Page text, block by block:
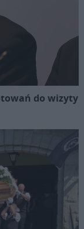
do wizyty